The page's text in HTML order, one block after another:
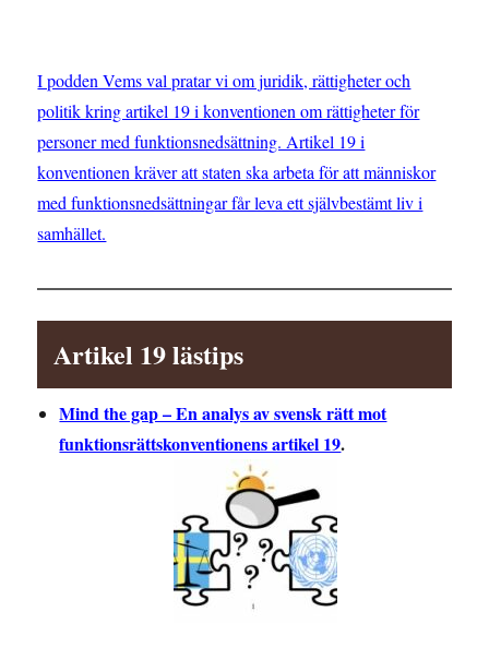
I podden Vems val pratar vi om juridik, rättigheter och
politik kring artikel 19 i konventionen om rättigheter för
personer med funktionsnedsättning. Artikel 19 i
konventionen kräver att staten ska arbeta för att människor
med funktionsnedsättningar får leva ett självbestämt liv i
samhället.
Artikel 19 lästips
Mind the gap – En analys av svensk rätt mot
funktionsrättskonventionens artikel 19.